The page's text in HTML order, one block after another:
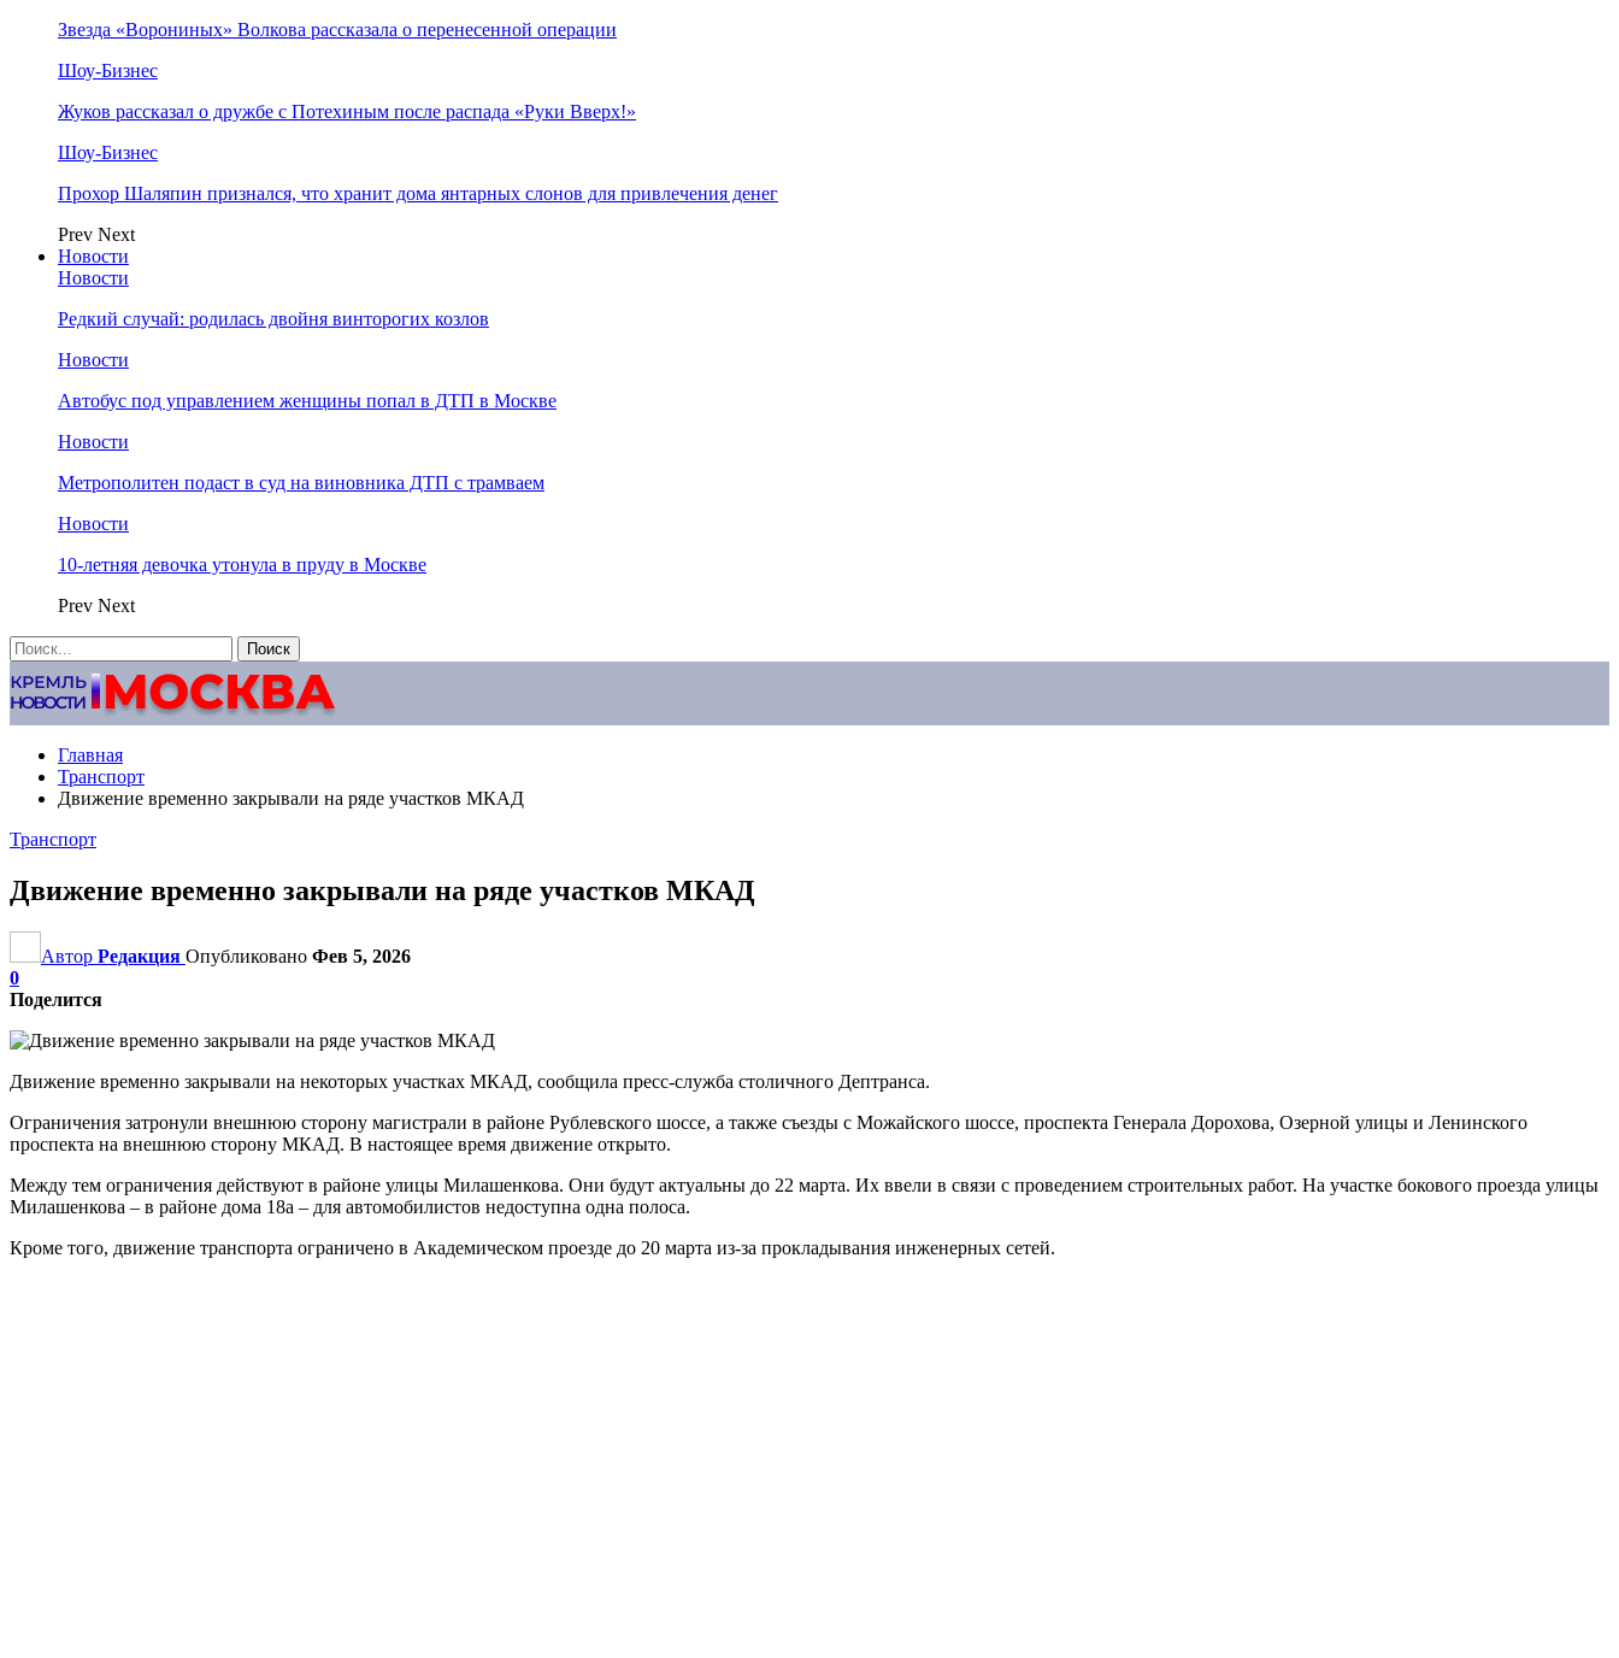
Звезда «Ворониных» Волкова рассказала о перенесенной операции
Шоу-Бизнес
Жуков рассказал о дружбе с Потехиным после распада «Руки Вверх!»
Шоу-Бизнес
Прохор Шаляпин признался, что хранит дома янтарных слонов для привлечения денег
Prev Next
Новости
Новости
Редкий случай: родилась двойня винторогих козлов
Новости
Автобус под управлением женщины попал в ДТП в Москве
Новости
Метрополитен подаст в суд на виновника ДТП с трамваем
Новости
10-летняя девочка утонула в пруду в Москве
Prev Next
Главная
Транспорт
Движение временно закрывали на ряде участков МКАД
Транспорт
Движение временно закрывали на ряде участков МКАД
Автор Редакция Опубликовано Фев 5, 2026
0
Поделится
Движение временно закрывали на некоторых участках МКАД, сообщила пресс-служба столичного Дептранса.
Ограничения затронули внешнюю сторону магистрали в районе Рублевского шоссе, а также съезды с Можайского шоссе, проспекта Генерала Дорохова, Озерной улицы и Ленинского
проспекта на внешнюю сторону МКАД. В настоящее время движение открыто.
Между тем ограничения действуют в районе улицы Милашенкова. Они будут актуальны до 22 марта. Их ввели в связи с проведением строительных работ. На участке бокового проезда улицы
Милашенкова – в районе дома 18а – для автомобилистов недоступна одна полоса.
Кроме того, движение транспорта ограничено в Академическом проезде до 20 марта из-за прокладывания инженерных сетей.